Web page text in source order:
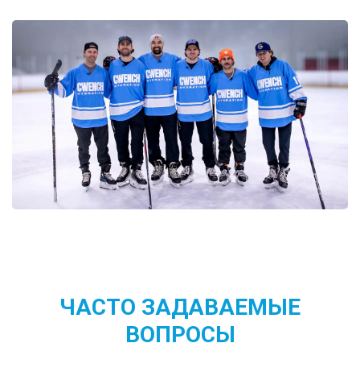
ЧАСТО ЗАДАВАЕМЫЕ
ВОПРОСЫ